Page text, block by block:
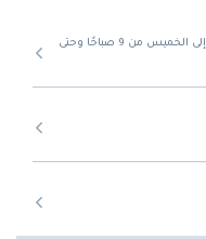
من الأحد إلى الخميس من 9 صباحًا وحتى